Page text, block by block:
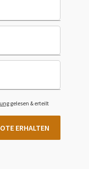
gelesen & erteilt
ERHALTEN